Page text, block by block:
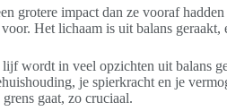
grotere impact dan ze vooraf
Het lichaam is uit balans
wordt in veel opzichten uit balans
je spierkracht en je
gaat, zo cruciaal.